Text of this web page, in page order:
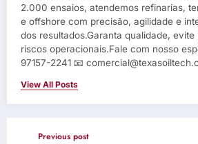
2.000 ensaios, atendemos refinarias,
e offshore com precisão, agilidade e
dos resultados.Garanta qualidade,
riscos operacionais.Fale com nosso
97157-2241 📧
View All Posts
Previous post